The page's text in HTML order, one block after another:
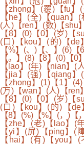
【zhong】(覆)【fu
【he】(全)【quan】
(人)【ren】(数)【shu
【8】(0)【0】(岁)【
(口)【kou】(的)【de
【%】(、)【、】(6)
【。】(8)【8】(0)【
【lao】(年)【nian】(
【jia】(强)【qiang
【zhong】(1)【1】
(万)【wan】(人)【ren
【8】(0)【0】(岁)【
(口)【kou】(的)【
【8】(%)【%】(，)
【zhe】(老)【lao】(
【yi】(屏)【ping】(
【hai】(有)【you